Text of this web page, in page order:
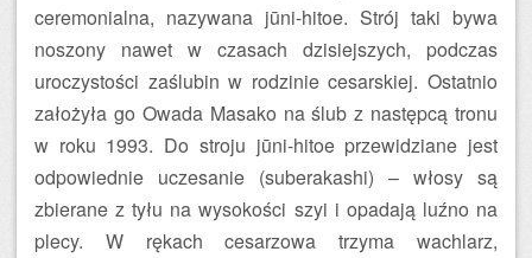
ceremonialna, nazywana jūni-hitoe. Strój taki bywa
noszony nawet w czasach dzisiejszych, podczas
uroczystości zaślubin w rodzinie cesarskiej. Ostatnio
założyła go Owada Masako na ślub z następcą tronu
w roku 1993. Do stroju jūni-hitoe przewidziane jest
odpowiednie uczesanie (suberakashi) – włosy są
zbierane z tyłu na wysokości szyi i opadają luźno na
plecy. W rękach cesarzowa trzyma wachlarz,